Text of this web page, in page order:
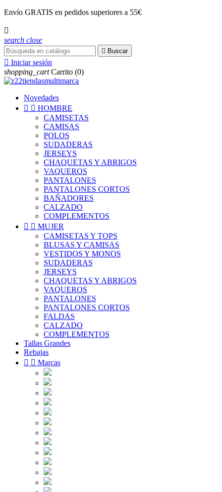
Envío GRATIS en pedidos superiores a 55€

search close
 Buscar
 Iniciar sesión
shopping_cart Carrito (0)
Novedades
  HOMBRE
CAMISETAS
CAMISAS
POLOS
SUDADERAS
JERSEYS
CHAQUETAS Y ABRIGOS
VAQUEROS
PANTALONES
PANTALONES CORTOS
BAÑADORES
CALZADO
COMPLEMENTOS
  MUJER
CAMISETAS Y TOPS
BLUSAS Y CAMISAS
VESTIDOS Y MONOS
SUDADERAS
JERSEYS
CHAQUETAS Y ABRIGOS
VAQUEROS
PANTALONES
PANTALONES CORTOS
FALDAS
CALZADO
COMPLEMENTOS
Tallas Grandes
Rebajas
  Marcas